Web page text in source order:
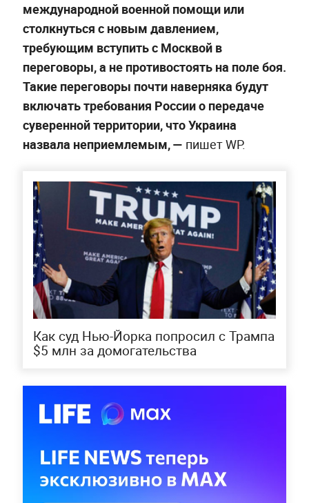
международной военной помощи или
столкнуться с новым давлением,
требующим вступить с Москвой в
переговоры, а не противостоять на поле боя.
Такие переговоры почти наверняка будут
включать требования России о передаче
суверенной территории, что Украина
назвала неприемлемым, — пишет WP.
Как суд Нью-Йорка попросил с Трампа
$5 млн за домогательства